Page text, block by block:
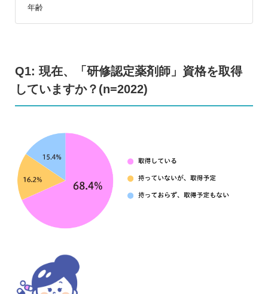
年齢
Q1: 現在、「研修認定薬剤師」資格を取得
していますか？(n=2022)